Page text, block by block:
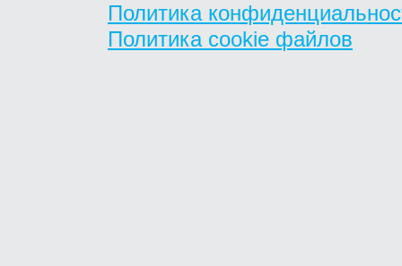
Политика
Политика cookie файлов